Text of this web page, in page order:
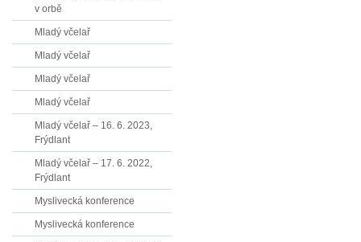
v orbě
Mladý včelař
Mladý včelař
Mladý včelař
Mladý včelař
Mladý včelař – 16. 6. 2023,
Frýdlant
Mladý včelař – 17. 6. 2022,
Frýdlant
Myslivecká konference
Myslivecká konference